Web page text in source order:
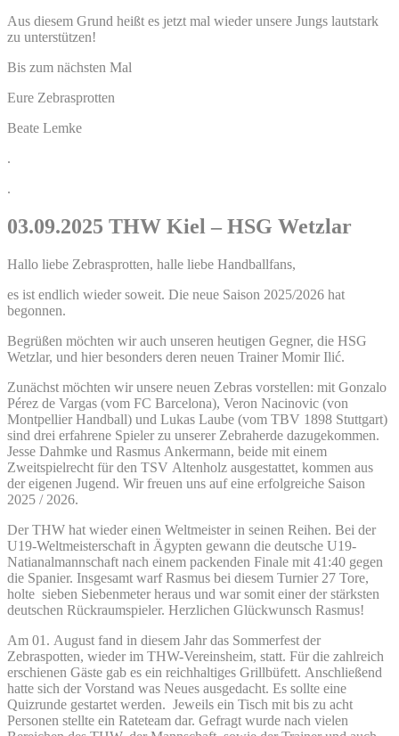
Aus diesem Grund heißt es jetzt mal wieder unsere Jungs lautstark
zu unterstützen!
Bis zum nächsten Mal
Eure Zebrasprotten
Beate Lemke
.
.
03.09.2025 THW Kiel – HSG Wetzlar
Hallo liebe Zebrasprotten, halle liebe Handballfans,
es ist endlich wieder soweit. Die neue Saison 2025/2026 hat
begonnen.
Begrüßen möchten wir auch unseren heutigen Gegner, die HSG
Wetzlar, und hier besonders deren neuen Trainer Momir Ilić.
Zunächst möchten wir unsere neuen Zebras vorstellen: mit Gonzalo
Pérez de Vargas (vom FC Barcelona), Veron Nacinovic (von
Montpellier Handball) und Lukas Laube (vom TBV 1898 Stuttgart)
sind drei erfahrene Spieler zu unserer Zebraherde dazugekommen.
Jesse Dahmke und Rasmus Ankermann, beide mit einem
Zweitspielrecht für den TSV Altenholz ausgestattet, kommen aus
der eigenen Jugend. Wir freuen uns auf eine erfolgreiche Saison
2025 / 2026.
Der THW hat wieder einen Weltmeister in seinen Reihen. Bei der
U19-Weltmeisterschaft in Ägypten gewann die deutsche U19-
Natianalmannschaft nach einem packenden Finale mit 41:40 gegen
die Spanier. Insgesamt warf Rasmus bei diesem Turnier 27 Tore,
holte sieben Siebenmeter heraus und war somit einer der stärksten
deutschen Rückraumspieler. Herzlichen Glückwunsch Rasmus!
Am 01. August fand in diesem Jahr das Sommerfest der
Zebraspotten, wieder im THW-Vereinsheim, statt. Für die zahlreich
erschienen Gäste gab es ein reichhaltiges Grillbüfett. Anschließend
hatte sich der Vorstand was Neues ausgedacht. Es sollte eine
Quizrunde gestartet werden. Jeweils ein Tisch mit bis zu acht
Personen stellte ein Rateteam dar. Gefragt wurde nach vielen